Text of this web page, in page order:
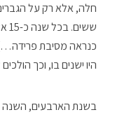
חלה, אלא רק על הגברים
כנראה מסיבת
היו ישנים בו, וכך
בשנת הארבעים, השנה